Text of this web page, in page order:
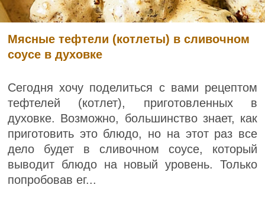
Мясные тефтели (котлеты) в сливочном
соусе в духовке
Сегодня хочу поделиться с вами рецептом
тефтелей (котлет), приготовленных в
духовке. Возможно, большинство знает, как
приготовить это блюдо, но на этот раз все
дело будет в сливочном соусе, который
выводит блюдо на новый уровень. Только
попробовав ег...